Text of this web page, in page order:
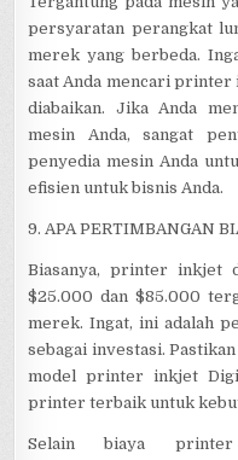
persyaratan perangkat
merek yang berbeda.
saat Anda mencari
diabaikan. Jika Anda
mesin Anda, sangat
penyedia mesin Anda
efisien untuk bisnis Anda.
9. APA PERTIMBANGAN
Biasanya, printer inkjet
$25.000 dan $85.000
merek. Ingat, ini adalah
sebagai investasi.
model printer inkjet
printer terbaik untuk
Selain biaya